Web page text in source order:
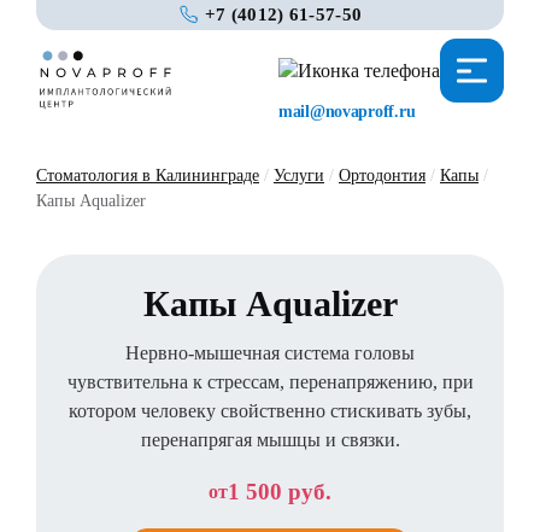
+7 (4012) 61-57-50
mail@novaproff.ru
Стоматология в Калининграде / Услуги / Ортодонтия / Капы /
Капы Aqualizer
Капы Aqualizer
Нервно-мышечная система головы
чувствительна к стрессам, перенапряжению, при
котором человеку свойственно стискивать зубы,
перенапрягая мышцы и связки.
от1 500 руб.